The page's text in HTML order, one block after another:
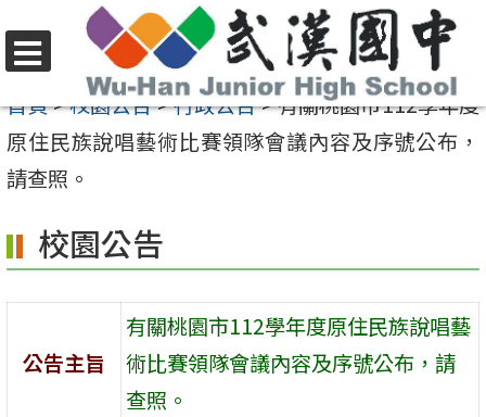
至
要
內
區
選
單
首頁>校園公告>行政公告>有關桃園市112學年度
原住民族說唱藝術比賽領隊會議內容及序號公布，
請查照。
校園公告
公告主旨
有關桃園市112學年度原住民族說唱藝
術比賽領隊會議內容及序號公布，請
查照。